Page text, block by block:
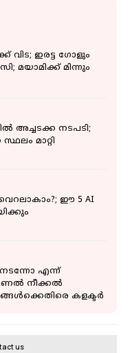
വിട; ഇരട്ട ഗോളും
മയാമിക്ക് മിന്നും
അച്ചടക്ക നടപടി;
മാറ്റി
ഈ 5 AI
എന്ന്
മണൽ നീക്കൽ
കളക്ടർ
us